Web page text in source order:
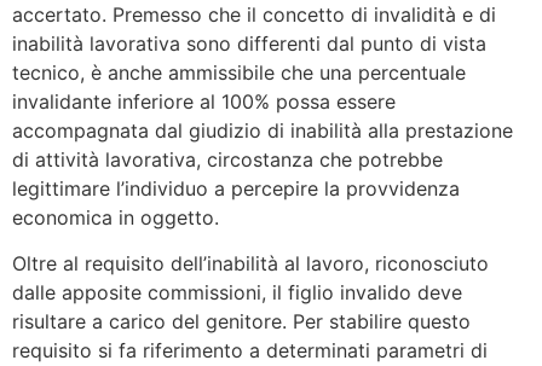
accertato. Premesso che il concetto di invalidità e di
inabilità lavorativa sono differenti dal punto di vista
tecnico, è anche ammissibile che una percentuale
invalidante inferiore al 100% possa essere
accompagnata dal giudizio di inabilità alla prestazione
di attività lavorativa, circostanza che potrebbe
legittimare l’individuo a percepire la provvidenza
economica in oggetto.
Oltre al requisito dell’inabilità al lavoro, riconosciuto
dalle apposite commissioni, il figlio invalido deve
risultare a carico del genitore. Per stabilire questo
requisito si fa riferimento a determinati parametri di